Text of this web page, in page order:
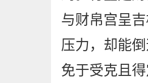
与财帛宫呈
压力，却能
免于受克且